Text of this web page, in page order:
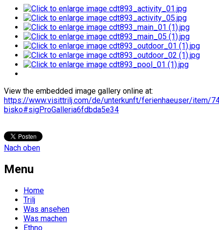
View the embedded image gallery online at:
https://www.visittrilj.com/de/unterkunft/ferienhaeuser/item/
bisko#sigProGalleria6fdbda5e34
Nach oben
Menu
Home
Trilj
Was ansehen
Was machen
Ethno